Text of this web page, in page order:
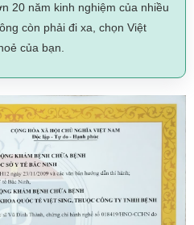
20 năm kinh nghiệm của nhiều
còn phải đi xa, chọn Việt
của bạn.